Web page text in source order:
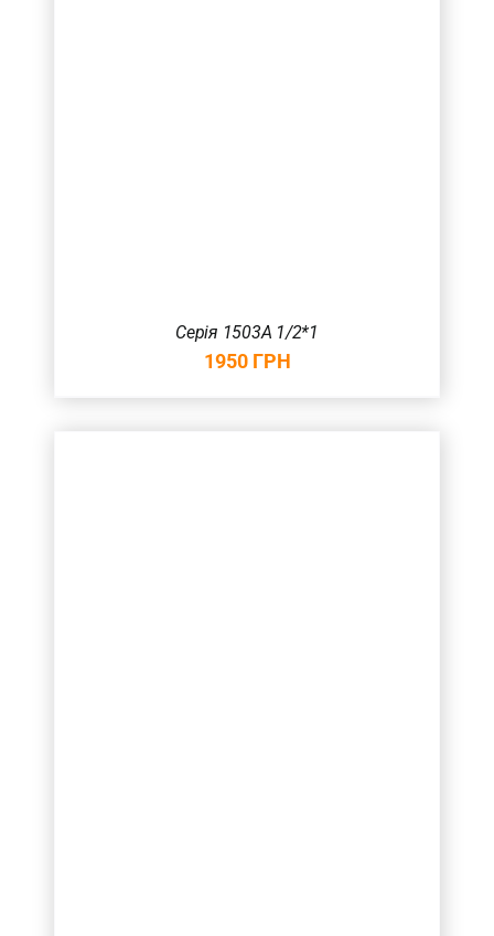
Серія 1503А 1/2*1
1950 ГРН